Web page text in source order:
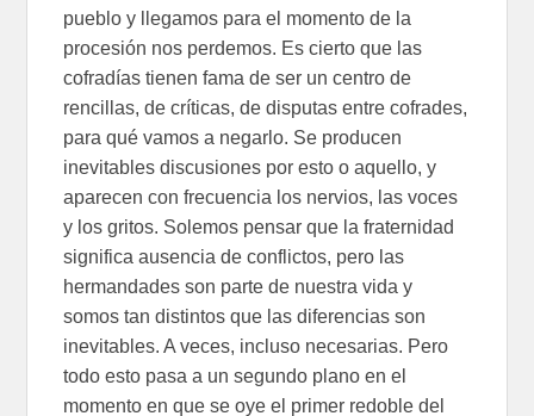
pueblo y llegamos para el momento de la
procesión nos perdemos. Es cierto que las
cofradías tienen fama de ser un centro de
rencillas, de críticas, de disputas entre cofrades,
para qué vamos a negarlo. Se producen
inevitables discusiones por esto o aquello, y
aparecen con frecuencia los nervios, las voces
y los gritos. Solemos pensar que la fraternidad
significa ausencia de conflictos, pero las
hermandades son parte de nuestra vida y
somos tan distintos que las diferencias son
inevitables. A veces, incluso necesarias. Pero
todo esto pasa a un segundo plano en el
momento en que se oye el primer redoble del